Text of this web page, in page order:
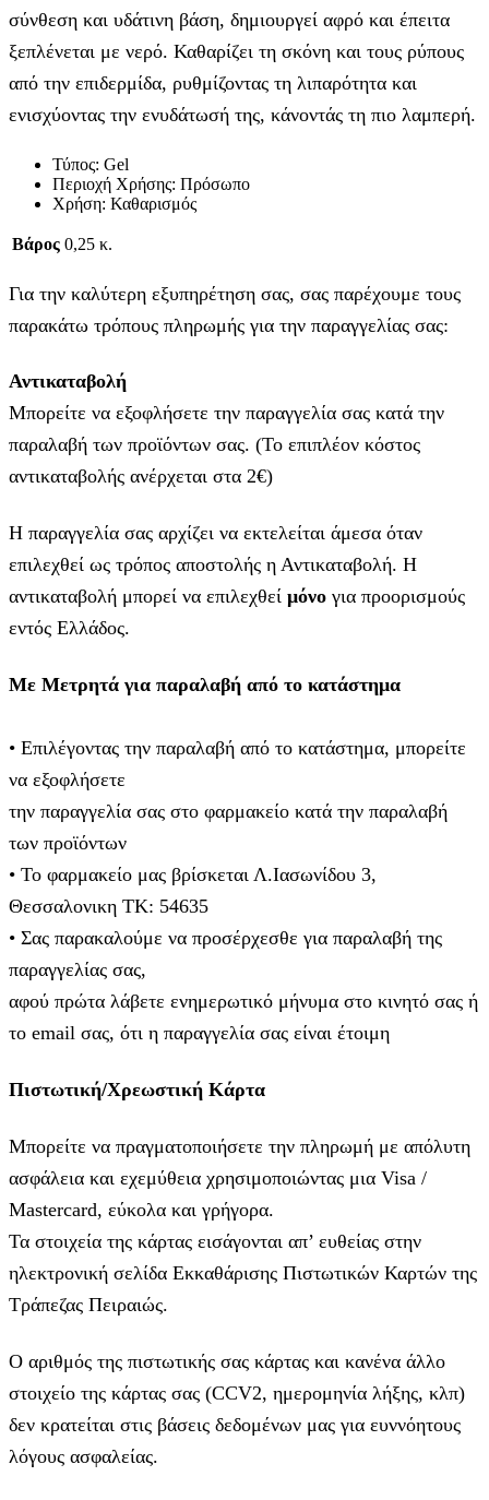
σύνθεση και υδάτινη βάση, δημιουργεί αφρό και έπειτα
ξεπλένεται με νερό. Καθαρίζει τη σκόνη και τους ρύπους
από την επιδερμίδα, ρυθμίζοντας τη λιπαρότητα και
ενισχύοντας την ενυδάτωσή της, κάνοντάς τη πιο λαμπερή.
Τύπος: Gel
Περιοχή Χρήσης: Πρόσωπο
Χρήση: Καθαρισμός
Βάρος 0,25 κ.
Για την καλύτερη εξυπηρέτηση σας, σας παρέχουμε τους
παρακάτω τρόπους πληρωμής για την παραγγελίας σας:
Αντικαταβολή
Μπορείτε να εξοφλήσετε την παραγγελία σας κατά την
παραλαβή των προϊόντων σας. (Το επιπλέον κόστος
αντικαταβολής ανέρχεται στα 2€)
Η παραγγελία σας αρχίζει να εκτελείται άμεσα όταν
επιλεχθεί ως τρόπος αποστολής η Αντικαταβολή. Η
αντικαταβολή μπορεί να επιλεχθεί μόνο για προορισμούς
εντός Ελλάδος.
Με Μετρητά για παραλαβή από το κατάστημα
• Επιλέγοντας την παραλαβή από το κατάστημα, μπορείτε
να εξοφλήσετε
την παραγγελία σας στο φαρμακείο κατά την παραλαβή
των προϊόντων
• Το φαρμακείο μας βρίσκεται Λ.Ιασωνίδου 3,
Θεσσαλονικη ΤΚ: 54635
• Σας παρακαλούμε να προσέρχεσθε για παραλαβή της
παραγγελίας σας,
αφού πρώτα λάβετε ενημερωτικό μήνυμα στο κινητό σας ή
το email σας, ότι η παραγγελία σας είναι έτοιμη
Πιστωτική/Χρεωστική Κάρτα
Μπορείτε να πραγματοποιήσετε την πληρωμή με απόλυτη
ασφάλεια και εχεμύθεια χρησιμοποιώντας μια Visa /
Mastercard, εύκολα και γρήγορα.
Τα στοιχεία της κάρτας εισάγoνται απ’ ευθείας στην
ηλεκτρονική σελίδα Εκκαθάρισης Πιστωτικών Καρτών της
Τράπεζας Πειραιώς.
Ο αριθμός της πιστωτικής σας κάρτας και κανένα άλλο
στοιχείο της κάρτας σας (CCV2, ημερομηνία λήξης, κλπ)
δεν κρατείται στις βάσεις δεδομένων μας για ευννόητους
λόγους ασφαλείας.